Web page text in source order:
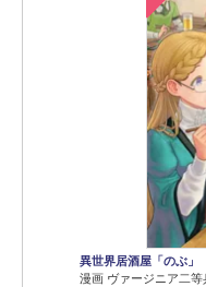
異世界居酒屋「のぶ」
漫画 ヴァージニア二等